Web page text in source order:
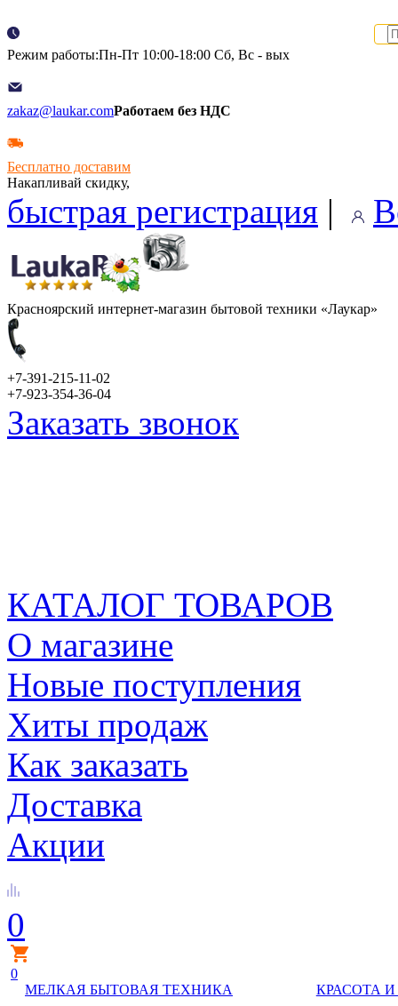
Режим работы:Пн-Пт 10:00-18:00 Сб, Вс - вых
zakaz@laukar.comРаботаем без НДС
Бесплатно доставим
Накапливай скидку,
быстрая регистрация |
Красноярский интернет-магазин бытовой техники «Лаукар»
+7-391-215-11-02
+7-923-354-36-04
Заказать звонок
КАТАЛОГ ТОВАРОВ
О магазине
Новые поступления
Хиты продаж
Как заказать
Доставка
Акции
0
0
МЕЛКАЯ БЫТОВАЯ ТЕХНИКА
КРАСОТА И